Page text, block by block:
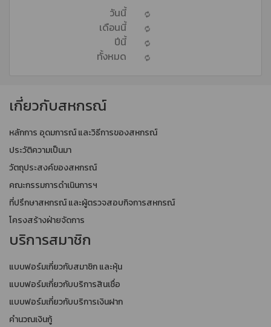
วันนี้
เดือนนี้
ปีนี้
ทั้งหมด
เกี่ยวกับสหกรณ์
หลักการ อุดมการณ์ และวิธีการของสหกรณ์
ประวัติความเป็นมา
วัตถุประสงค์ของสหกรณ์
คณะกรรมการดำเนินการฯ
ที่ปรึกษาสหกรณ์ และผู้ตรวจสอบกิจการสหกรณ์
โครงสร้างฝ่ายจัดการ
บริการสมาชิก
แบบฟอร์มเกี่ยวกับสมาชิก และหุ้น
แบบฟอร์มเกี่ยวกับบริการสินเชื่อ
แบบฟอร์มเกี่ยวกับบริการเงินฝาก
คำนวณเงินกู้